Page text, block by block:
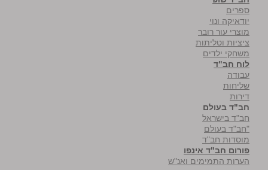
ספרים
יודאיקה ונוי
מוצרי עור רובר
ציציות וטליתות
משחקי ילדים
לוח חב"ד
עבודה
שליחות
דירות
חב"ד בעולם
חב"ד בישראל
"חב"ד בעולם
מוסדות חב"ד
פורום חב"ד אינפו
הערות התמימים ואנ"ש